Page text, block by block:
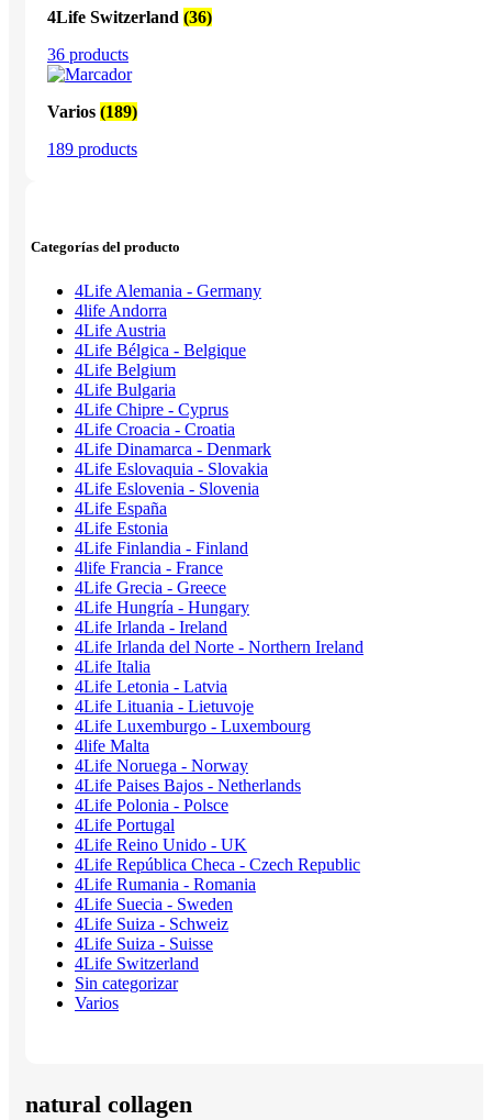
4Life Switzerland (36)
36 products
Varios (189)
189 products
Categorías del producto
4Life Alemania - Germany
4life Andorra
4Life Austria
4Life Bélgica - Belgique
4Life Belgium
4Life Bulgaria
4Life Chipre - Cyprus
4Life Croacia - Croatia
4Life Dinamarca - Denmark
4Life Eslovaquia - Slovakia
4Life Eslovenia - Slovenia
4Life España
4Life Estonia
4Life Finlandia - Finland
4life Francia - France
4Life Grecia - Greece
4Life Hungría - Hungary
4Life Irlanda - Ireland
4Life Irlanda del Norte - Northern Ireland
4Life Italia
4Life Letonia - Latvia
4Life Lituania - Lietuvoje
4Life Luxemburgo - Luxembourg
4life Malta
4Life Noruega - Norway
4Life Paises Bajos - Netherlands
4Life Polonia - Polsce
4Life Portugal
4Life Reino Unido - UK
4Life República Checa - Czech Republic
4Life Rumania - Romania
4Life Suecia - Sweden
4Life Suiza - Schweiz
4Life Suiza - Suisse
4Life Switzerland
Sin categorizar
Varios
natural collagen